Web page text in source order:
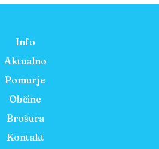
Info
Aktualno
Pomurje
Občine
Brošura
Kontakt